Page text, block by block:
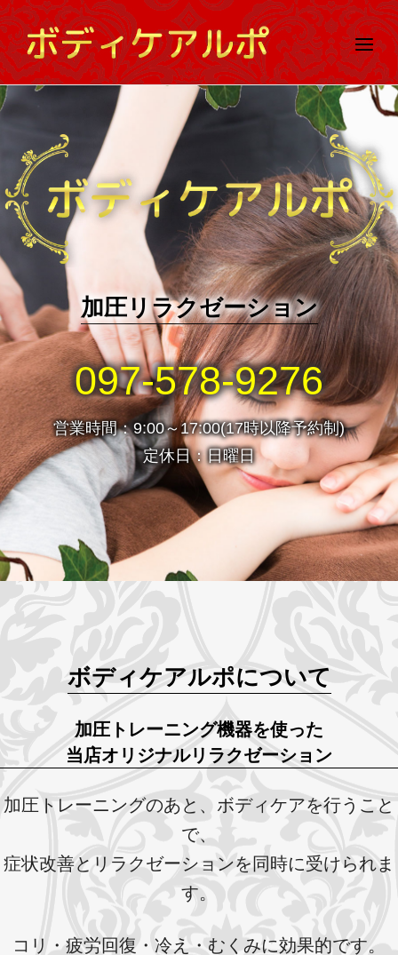
Skip
to
content
Menu
加圧リラクゼーション
097-578-9276
営業時間：9:00～17:00(17時以降予約制)
定休日：日曜日
ボディケアルポについて
加圧トレーニング機器を使った
当店オリジナルリラクゼーション
加圧トレーニングのあと、ボディケアを行うこと
で、
症状改善とリラクゼーションを同時に受けられま
す。
コリ・疲労回復・冷え・むくみに効果的です。